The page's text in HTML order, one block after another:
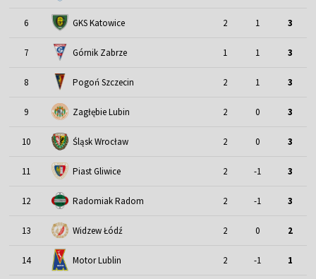
6 GKS Katowice 2 1 3
7 Górnik Zabrze 1 1 3
8 Pogoń Szczecin 2 1 3
9 Zagłębie Lubin 2 0 3
10 Śląsk Wrocław 2 0 3
11 Piast Gliwice 2 -1 3
12 Radomiak Radom 2 -1 3
13 Widzew Łódź 2 0 2
14 Motor Lublin 2 -1 1